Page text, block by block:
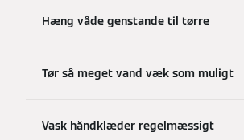
Hæng våde genstande til tørre
Tør så meget vand væk som muligt
Vask håndklæder regelmæssigt